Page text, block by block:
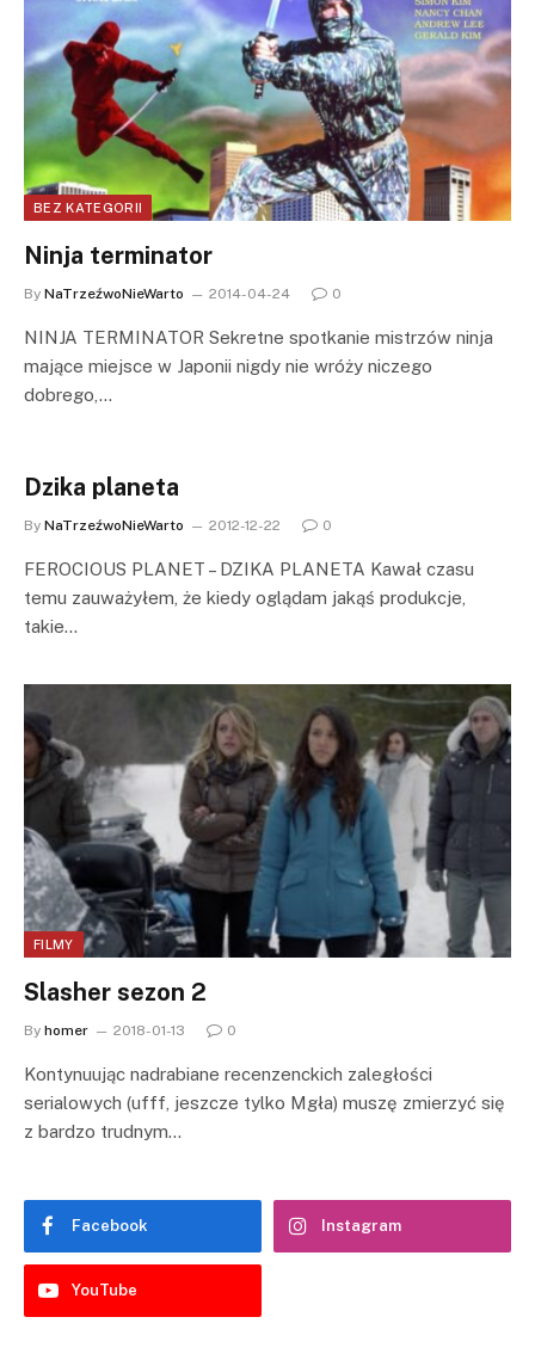
BEZ KATEGORII
Ninja terminator
By NaTrzeźwoNieWarto 2014-04-24 0
NINJA TERMINATOR Sekretne spotkanie mistrzów ninja
mające miejsce w Japonii nigdy nie wróży niczego
dobrego,…
Dzika planeta
By NaTrzeźwoNieWarto 2012-12-22 0
FEROCIOUS PLANET – DZIKA PLANETA Kawał czasu
temu zauważyłem, że kiedy oglądam jakąś produkcje,
takie…
FILMY
Slasher sezon 2
By homer 2018-01-13 0
Kontynuując nadrabiane recenzenckich zaległości
serialowych (ufff, jeszcze tylko Mgła) muszę zmierzyć się
z bardzo trudnym…
Facebook Instagram
YouTube